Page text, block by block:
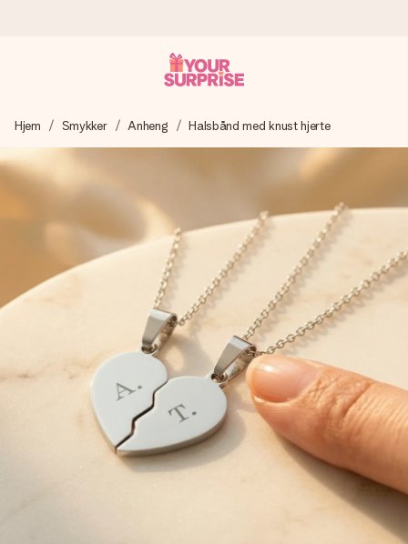
Vi lager dine gaver med omtanke og sender den avgårde så
raskt som mulig - slik at du kan gi gaven i tide, når den betyr
aller mest.
4,5 (basert på +15 000 anmeldelser)
Gavene våre inspirerer. Kundene gir oss 4,5 på Google
Reviews.
Gratis kort med hilsen
Lag noe unikt med bare noen få steg - med hennes navn,
et bilde av dere eller en beskjed som virkelig berører
hjertet. Ikke noe tull, bare masse kjærlighet i øyeblikket.
Hjem Smykker Anheng Halsbånd med knust hjerte